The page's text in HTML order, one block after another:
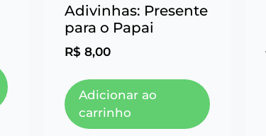
Adivinhas: Presente
para o Papai
R$ 8,00
Adicionar ao
carrinho